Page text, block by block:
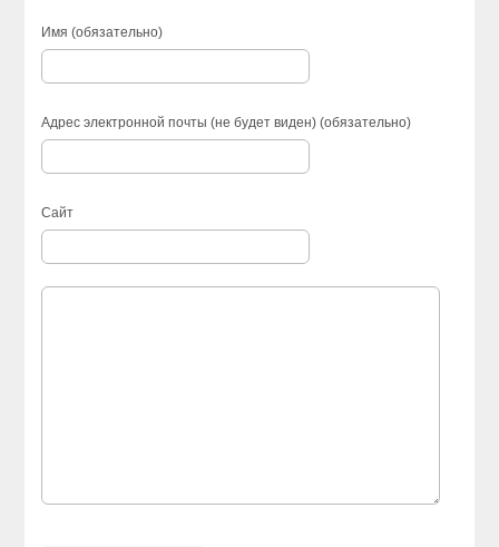
Имя (обязательно)
Адрес электронной почты (не будет виден) (обязательно)
Сайт